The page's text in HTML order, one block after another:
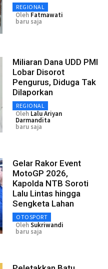
REGIONAL
Oleh Fatmawati
baru saja
Miliaran Dana UDD PMI
Lobar Disorot
Pengurus, Diduga Tak
Dilaporkan
REGIONAL
Oleh Lalu Ariyan
Darmandita
baru saja
Gelar Rakor Event
MotoGP 2026,
Kapolda NTB Soroti
Lalu Lintas hingga
Sengketa Lahan
OTOSPORT
OlehSukriwandi
baru saja